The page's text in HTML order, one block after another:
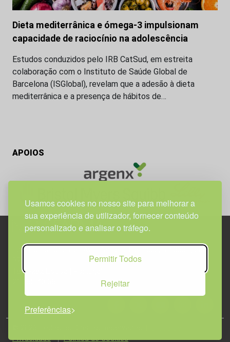
Usamos cookies no nosso site para melhorar a
sua experiência de utilizador, fornecer conteúdo
personalizado e analisar o tráfego.
Permitir Todos
Rejeitar
Preferências
Dieta mediterrânica e ómega-3 impulsionam
capacidade de raciocínio na adolescência
Estudos conduzidos pelo IRB CatSud, em estreita
colaboração com o Instituto de Saúde Global de
Barcelona (ISGlobal), revelam que a adesão à dieta
mediterrânica e a presença de hábitos de…
APOIOS
Edif. Lisboa Oriente | Av. Infante D. Henrique, n.º 333H, esc.
1800-282 Lisboa | Portugal
Privacidade
Política de Cookies